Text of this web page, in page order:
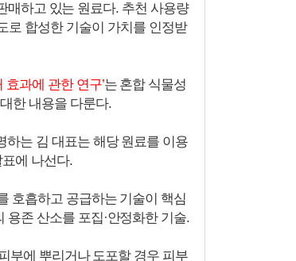
매하고 있는 원료다. 추천 사용량
로 합성한 기술이 가치를 인정받
과에 관한 연구’는 혼합 식물성
한 내용을 다룬다.
하는 김 대표는 해당 원료를 이용
표에 나선다.
호흡하고 공급하는 기술이 핵심
존 산소를 포집·안정화한 기술.
부에 뿌리거나 도포할 경우 피부